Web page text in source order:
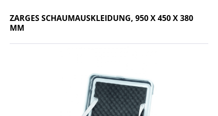
ZARGES SCHAUMAUSKLEIDUNG, 950 X 450 X 380
MM